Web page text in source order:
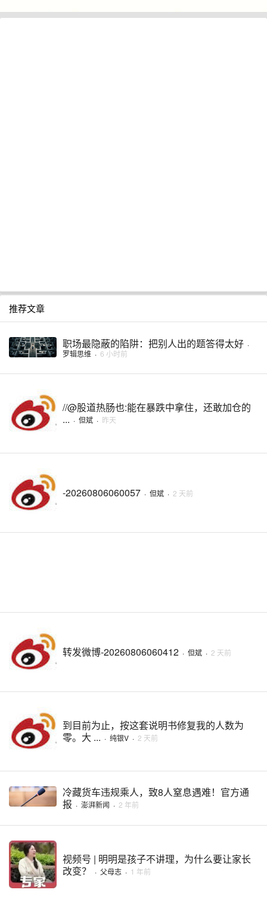
推荐文章
职场最隐蔽的陷阱：把别人出的题答得太好 ·
罗辑思维 · 6 小时前
//@股道热肠也:能在暴跌中拿住，还敢加仓的
... · 但斌 · 昨天
-20260806060057 · 但斌 · 2 天前
转发微博-20260806060412 · 但斌 · 2 天前
到目前为止，按这套说明书修复我的人数为
零。大 ... · 纯银V · 2 天前
冷藏货车违规乘人，致8人窒息遇难！官方通
报 · 澎湃新闻 · 2 年前
视频号 | 明明是孩子不讲理，为什么要让家长
改变？
· 父母志 · 1 年前